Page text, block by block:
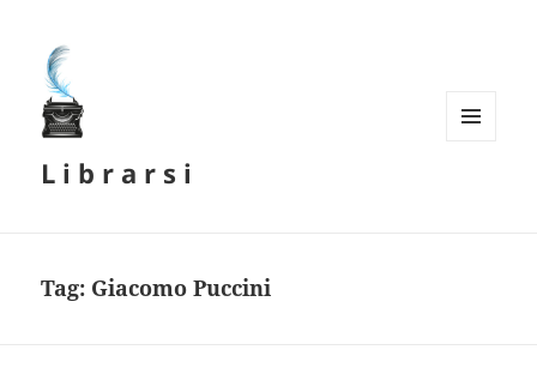
L i b r a r s i
Tag: Giacomo Puccini